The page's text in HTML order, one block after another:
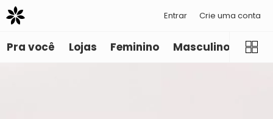
Entrar Crie uma conta
Pra você Lojas Feminino Masculino